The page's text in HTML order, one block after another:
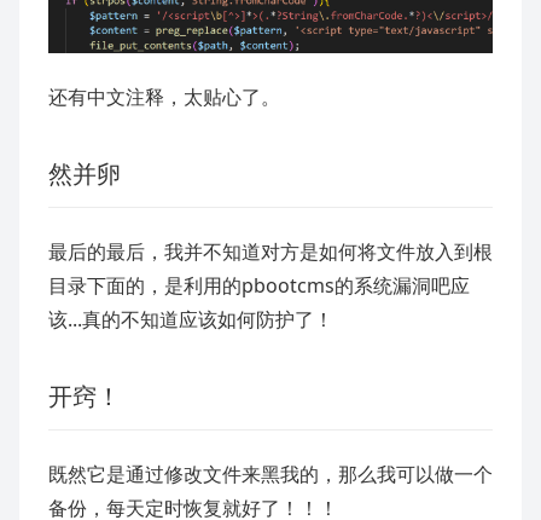
还有中文注释，太贴心了。
然并卵
最后的最后，我并不知道对方是如何将文件放入到根
目录下面的，是利用的pbootcms的系统漏洞吧应
该...真的不知道应该如何防护了！
开窍！
既然它是通过修改文件来黑我的，那么我可以做一个
备份，每天定时恢复就好了！！！